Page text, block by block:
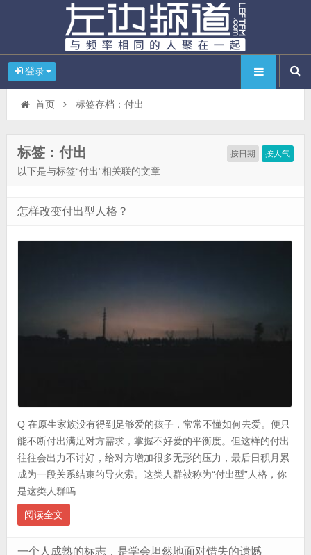
登录
首页 标签存档：付出
按日期 按人气
标签：付出
以下是与标签“付出”相关联的文章
怎样改变付出型人格？
Q 在原生家族没有得到足够爱的孩子，常常不懂如何去爱。便只
能不断付出满足对方需求，掌握不好爱的平衡度。但这样的付出
往往会出力不讨好，给对方增加很多无形的压力，最后日积月累
成为一段关系结束的导火索。这类人群被称为“付出型”人格，你
是这类人群吗 ...
阅读全文
一个人成熟的标志，是学会坦然地面对错失的遗憾